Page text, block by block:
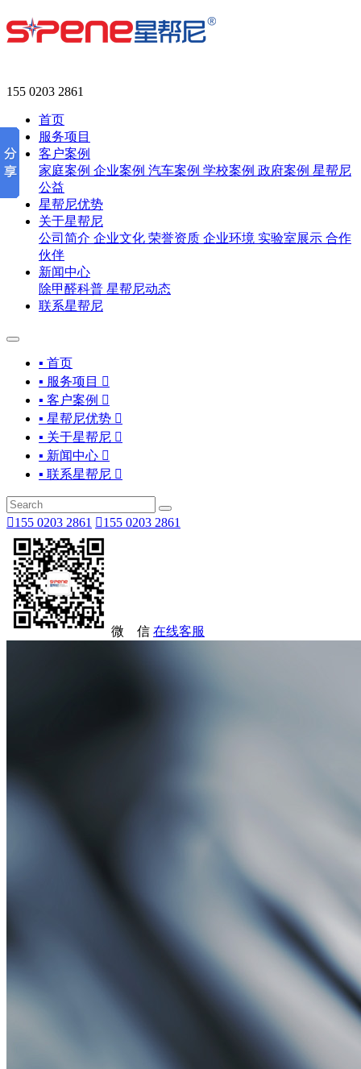
155 0203 2861
首页
服务项目
客户案例
家庭案例 企业案例 汽车案例 学校案例 政府案例 星帮尼
公益
星帮尼优势
关于星帮尼
公司简介 企业文化 荣誉资质 企业环境 实验室展示 合作
伙伴
新闻中心
除甲醛科普 星帮尼动态
联系星帮尼
▪ 首页
▪ 服务项目 
▪ 客户案例 
▪ 星帮尼优势 
▪ 关于星帮尼 
▪ 新闻中心 
▪ 联系星帮尼 
155 0203 2861 155 0203 2861
微 信 在线客服